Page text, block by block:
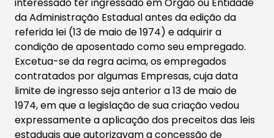
da Administração Estadual antes da edição da
referida lei (13 de maio de 1974) e adquirir a
condição de aposentado como seu empregado.
Excetua-se da regra acima, os empregados
contratados por algumas Empresas, cuja data
limite de ingresso seja anterior a 13 de maio de
1974, em que a legislação de sua criação vedou
expressamente a aplicação dos preceitos das leis
estaduais que autorizavam a concessão de